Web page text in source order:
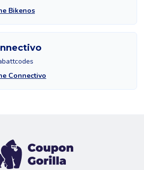
Bikenos
Connectivo